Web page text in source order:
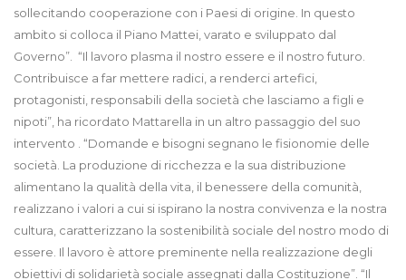
sollecitando cooperazione con i Paesi di origine. In questo
ambito si colloca il Piano Mattei, varato e sviluppato dal
Governo”. “Il lavoro plasma il nostro essere e il nostro futuro.
Contribuisce a far mettere radici, a renderci artefici,
protagonisti, responsabili della società che lasciamo a figli e
nipoti”, ha ricordato Mattarella in un altro passaggio del suo
intervento . “Domande e bisogni segnano le fisionomie delle
società. La produzione di ricchezza e la sua distribuzione
alimentano la qualità della vita, il benessere della comunità,
realizzano i valori a cui si ispirano la nostra convivenza e la nostra
cultura, caratterizzano la sostenibilità sociale del nostro modo di
essere. Il lavoro è attore preminente nella realizzazione degli
obiettivi di solidarietà sociale assegnati dalla Costituzione”. “Il